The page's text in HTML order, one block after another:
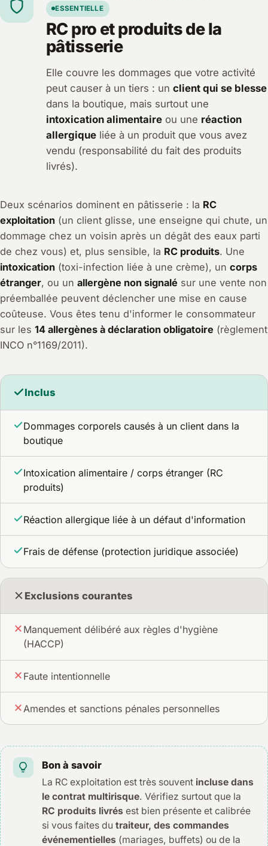
ESSENTIELLE
RC pro et produits de la
pâtisserie
Elle couvre les dommages que votre activité
peut causer à un tiers : un client qui se blesse
dans la boutique, mais surtout une
intoxication alimentaireou une réaction
allergiqueliée à un produit que vous avez
vendu (responsabilité du fait des produits
livrés).
Deux scénarios dominent en pâtisserie : la RC
exploitation (un client glisse, une enseigne qui chute, un
dommage chez un voisin après un dégât des eaux parti
de chez vous) et, plus sensible, la RC produits. Une
intoxication (toxi-infection liée à une crème), un corps
étranger, ou un allergène non signalé sur une vente non
préemballée peuvent déclencher une mise en cause
coûteuse. Vous êtes tenu d'informer le consommateur
sur les 14 allergènes à déclaration obligatoire (règlement
INCO n°1169/2011).
Inclus
Dommages corporels causés à un client dans la
boutique
Intoxication alimentaire / corps étranger (RC
produits)
Réaction allergique liée à un défaut d'information
Frais de défense (protection juridique associée)
Exclusions courantes
Manquement délibéré aux règles d'hygiène
(HACCP)
Faute intentionnelle
Amendes et sanctions pénales personnelles
Bon à savoir
La RC exploitation est très souvent incluse dans
le contrat multirisque. Vérifiez surtout que la
RC produits livrés est bien présente et calibrée
si vous faites dutraiteur, des commandes
événementielles (mariages, buffets) ou de la